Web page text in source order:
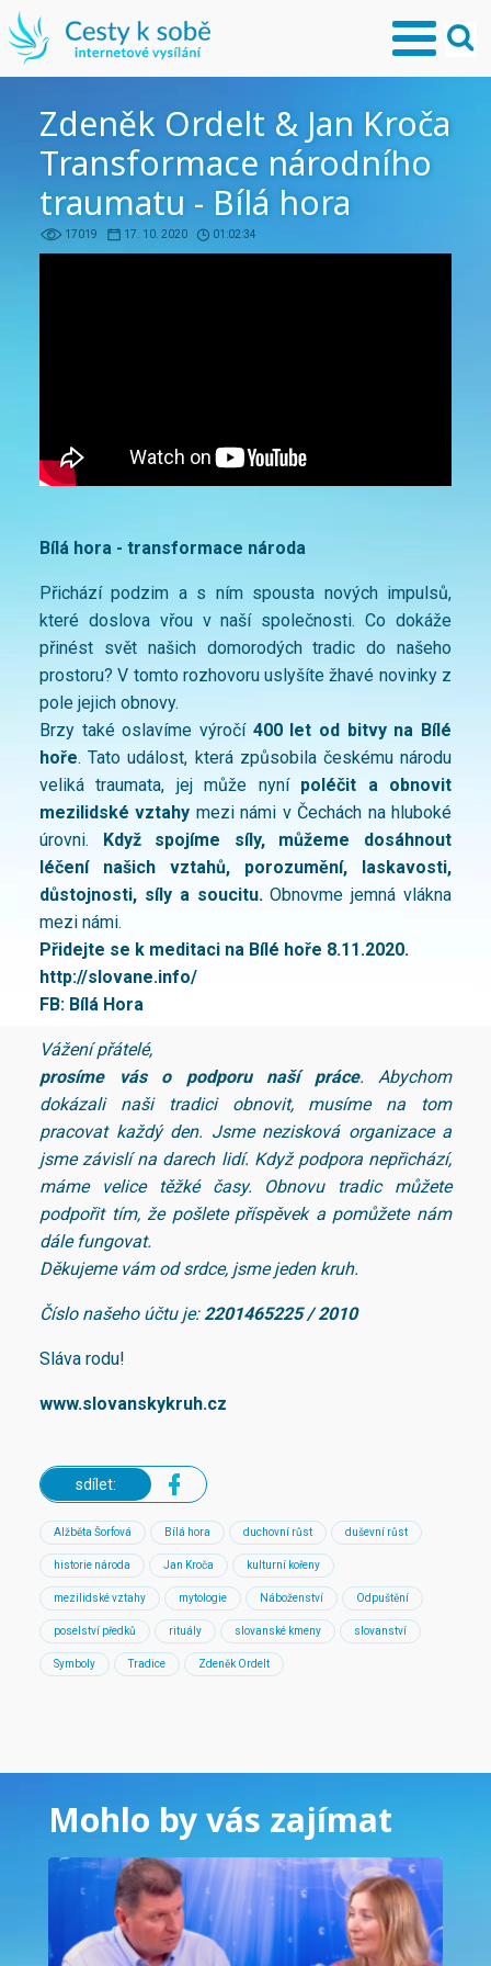
Zdeněk Ordelt & Jan Kroča
Transformace národního
traumatu - Bílá hora
17019 17. 10. 2020 01:02:34
Bílá hora - transformace národa
Přichází podzim a s ním spousta nových impulsů,
které doslova vřou v naší společnosti. Co dokáže
přinést svět našich domorodých tradic do našeho
prostoru? V tomto rozhovoru uslyšíte žhavé novinky z
pole jejich obnovy.
Brzy také oslavíme výročí 400 let od bitvy na Bílé
hoře. Tato událost, která způsobila českému národu
veliká traumata, jej může nyní poléčit a obnovit
mezilidské vztahy mezi námi v Čechách na hluboké
úrovni. Když spojíme síly, můžeme dosáhnout
léčení našich vztahů, porozumění, laskavosti,
důstojnosti, síly a soucitu. Obnovme jemná vlákna
mezi námi.
Přidejte se k meditaci na Bílé hoře 8.11.2020.
http://slovane.info/
FB: Bílá Hora
Vážení přátelé,
prosíme vás o podporu naší práce. Abychom
dokázali naši tradici obnovit, musíme na tom
pracovat každý den. Jsme nezisková organizace a
jsme závislí na darech lidí. Když podpora nepřichází,
máme velice těžké časy. Obnovu tradic můžete
podpořit tím, že pošlete příspěvek a pomůžete nám
dále fungovat.
Děkujeme vám od srdce, jsme jeden kruh.
Číslo našeho účtu je: 2201465225 / 2010
Sláva rodu!
www.slovanskykruh.cz
sdílet:
Alžběta Šorfová Bílá hora duchovní růst duševní růst
historie národa Jan Kroča kulturní kořeny
mezilidské vztahy mytologie Náboženství Odpuštění
poselství předků rituály slovanské kmeny slovanství
Symboly Tradice Zdeněk Ordelt
Mohlo by vás zajímat